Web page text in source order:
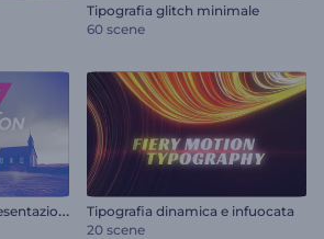
Tipografia glitch minimale
60 scene
K
it di strumenti per presentazioni spirituali
Tipografia dinamica e infuocata
20 scene